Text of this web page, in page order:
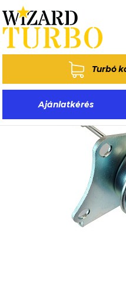
Turbó
Ajánlatkérés